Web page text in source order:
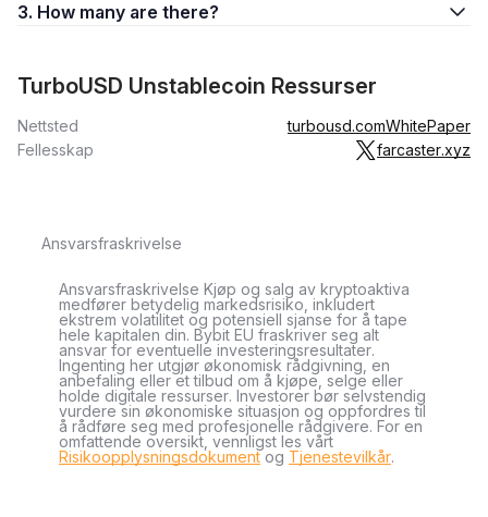
3. How many are there?
TurboUSD Unstablecoin Ressurser
Nettsted turbousd.comWhitePaper
Fellesskap
farcaster.xyz
Ansvarsfraskrivelse
Ansvarsfraskrivelse Kjøp og salg av kryptoaktiva
medfører betydelig markedsrisiko, inkludert
ekstrem volatilitet og potensiell sjanse for å tape
hele kapitalen din. Bybit EU fraskriver seg alt
ansvar for eventuelle investeringsresultater.
Ingenting her utgjør økonomisk rådgivning, en
anbefaling eller et tilbud om å kjøpe, selge eller
holde digitale ressurser. Investorer bør selvstendig
vurdere sin økonomiske situasjon og oppfordres til
å rådføre seg med profesjonelle rådgivere. For en
omfattende oversikt, vennligst les vårt
Risikoopplysningsdokumentog Tjenestevilkår.